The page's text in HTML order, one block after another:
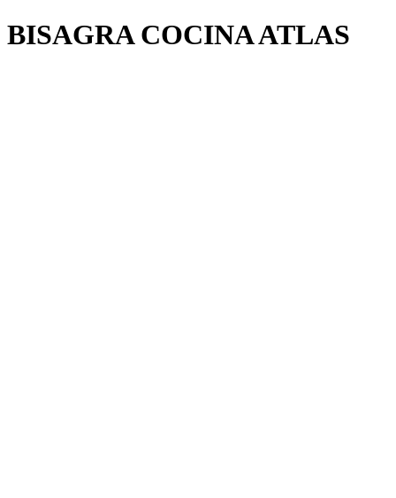
BISAGRA COCINA ATLAS